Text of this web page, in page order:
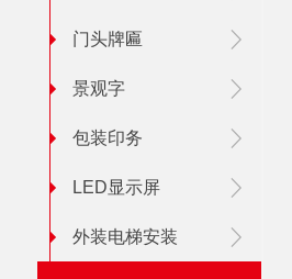
门头牌匾
景观字
包装印务
LED显示屏
外装电梯安装